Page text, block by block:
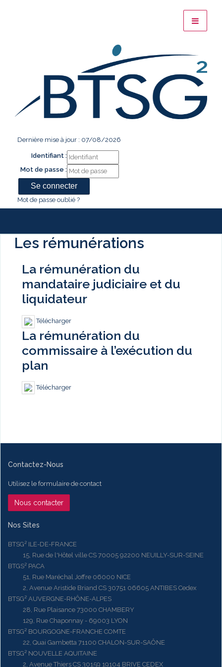
Dernière mise à jour : 07/08/2026
Identifiant :
Mot de passe :
Mot de passe oublié ?
Les rémunérations
La rémunération du
mandataire judiciaire et du
liquidateur
Télécharger
La rémunération du
commissaire à l’exécution du
plan
Télécharger
Contactez-Nous
Utilisez le formulaire de contact
Nous contacter
Nos Sites
BTSG² ILE-DE-FRANCE
15, Rue de l'Hôtel ville CS 70005 92200 NEUILLY-SUR-SEINE
BTGS² PACA
51, Rue Maréchal Joffre 06000 NICE
2, Avenue Aristide Briand CS 30751 06605 ANTIBES Cedex
BTSG² AUVERGNE-RHÔNE-ALPES
28, Rue Plaisance 73000 CHAMBERY
129, Rue Chaponnay - 69003 LYON
BTSG² BOURGOGNE-FRANCHE COMTE
22, Quai Gambetta 71100 CHALON-SUR-SAÔNE
BTSG² NOUVELLE AQUITAINE
2, Avenue Thiers CS 30159 19104 BRIVE CEDEX